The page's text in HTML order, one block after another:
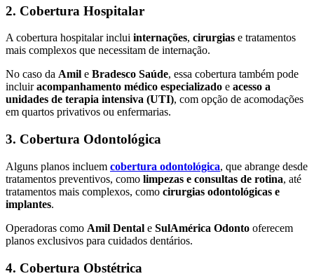
2. Cobertura Hospitalar
A cobertura hospitalar inclui internações, cirurgias e tratamentos
mais complexos que necessitam de internação.
No caso da Amil e Bradesco Saúde, essa cobertura também pode
incluiracompanhamento médico especializado e acesso a
unidades de terapia intensiva (UTI), com opção de acomodações
em quartos privativos ou enfermarias.
3. Cobertura Odontológica
Alguns planos incluem cobertura odontológica, que abrange desde
tratamentos preventivos, como limpezas e consultas de rotina, até
tratamentos mais complexos, como cirurgias odontológicas e
implantes.
Operadoras como Amil Dental e SulAmérica Odonto oferecem
planos exclusivos para cuidados dentários.
4. Cobertura Obstétrica